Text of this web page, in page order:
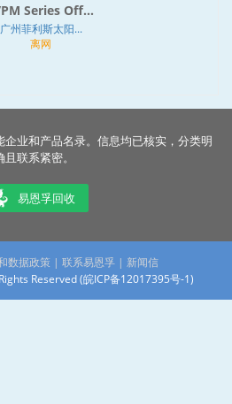
Series Off...
广州菲利斯太阳...
离网
业和产品名录。信息均已核实，分类明
且联系紧密。
易恩孚回收
数据政策| 联系易恩孚 | 新闻信
Reserved (皖ICP备12017395号-1)